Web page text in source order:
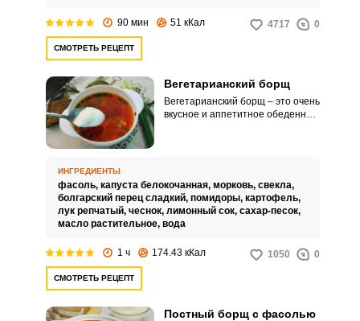
90 мин 51 кКал 4717 0
СМОТРЕТЬ РЕЦЕПТ
Вегетарианский борщ
Вегетарианский борщ – это очень
вкусное и аппетитное обеденное
приготовить каждый.
ИНГРЕДИЕНТЫ
фасоль, капуста белокочанная, морковь, свекла,
болгарский перец сладкий, помидоры, картофель,
лук репчатый, чеснок, лимонный сок, сахар-песок,
масло растительное, вода
1 ч 174.43 кКал 1050 0
СМОТРЕТЬ РЕЦЕПТ
Постный борщ с фасолью